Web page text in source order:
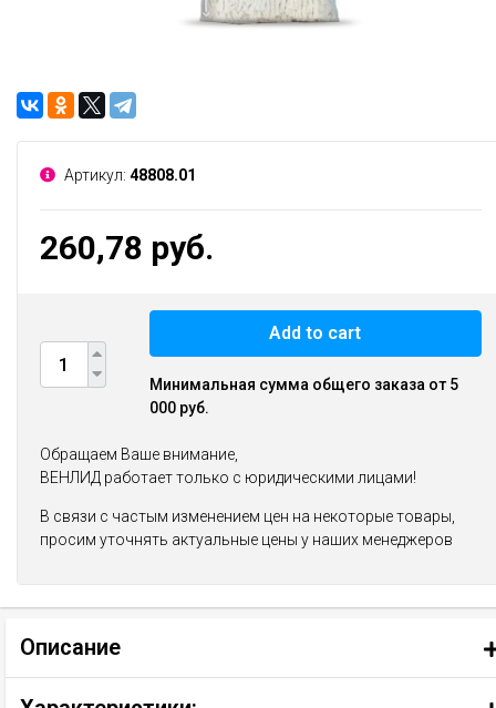
Артикул: 48808.01
260,78 руб.
Add to cart
Минимальная сумма общего заказа от 5
000 руб.
Обращаем Ваше внимание,
ВЕНЛИД работает только с юридическими лицами!
В связи с частым изменением цен на некоторые товары,
просим уточнять актуальные цены у наших менеджеров
Описание